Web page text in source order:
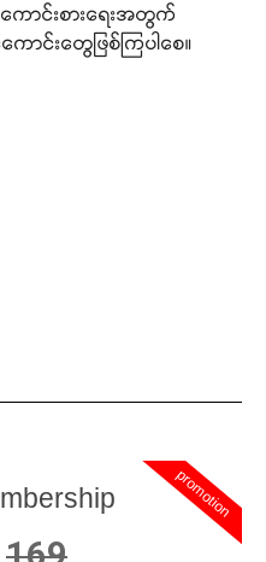
ကောင်းစားရေးအတွက်
င်းတွေဖြစ်ကြပါစေ။
promotion